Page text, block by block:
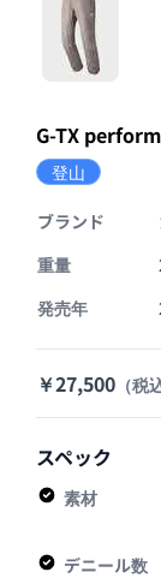
G-TX
登山
ブランド
重量
発売年
￥27,500 （税
スペック
素材
デニール数